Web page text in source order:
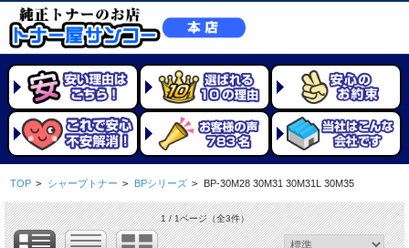
TOP > シャープトナー > BPシリーズ > BP-30M28 30M31 30M31L 30M35
1 / 1ページ（全3件）